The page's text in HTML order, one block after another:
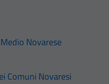
Novarese
Comuni Novaresi